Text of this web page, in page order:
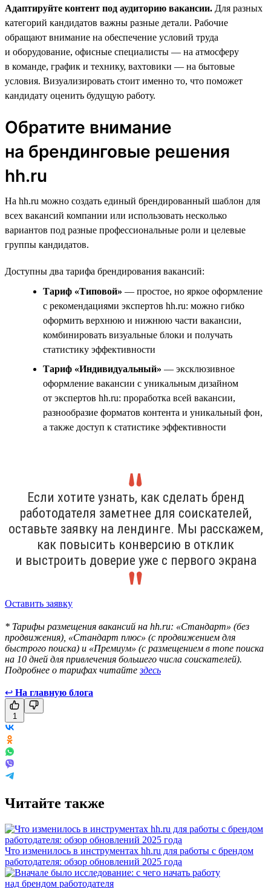
Адаптируйте контент под аудиторию вакансии. Для разных
категорий кандидатов важны разные детали. Рабочие
обращают внимание на обеспечение условий труда
и оборудование, офисные специалисты — на атмосферу
в команде, график и технику, вахтовики — на бытовые
условия. Визуализировать стоит именно то, что поможет
кандидату оценить будущую работу.
Обратите внимание
на брендинговые решения
hh.ru
На hh.ru можно создать единый брендированный шаблон для
всех вакансий компании или использовать несколько
вариантов под разные профессиональные роли и целевые
группы кандидатов.
Доступны два тарифа брендирования вакансий:
Тариф «Типовой» — простое, но яркое оформление
с рекомендациями экспертов hh.ru: можно гибко
оформить верхнюю и нижнюю части вакансии,
комбинировать визуальные блоки и получать
статистику эффективности
Тариф «Индивидуальный» — эксклюзивное
оформление вакансии с уникальным дизайном
от экспертов hh.ru: проработка всей вакансии,
разнообразие форматов контента и уникальный фон,
а также доступ к статистике эффективности
Если хотите узнать, как сделать бренд
работодателя заметнее для соискателей,
оставьте заявку на лендинге. Мы расскажем,
как повысить конверсию в отклик
и выстроить доверие уже с первого экрана
Оставить заявку
* Тарифы размещения вакансий на hh.ru: «Стандарт» (без
продвижения), «Стандарт плюс» (с продвижением для
быстрого поиска) и «Премиум» (с размещением в топе поиска
на 10 дней для привлечения большего числа соискателей).
Подробнее о тарифах читайтездесь
↩ На главную блога
1
Читайте также
Что изменилось в инструментах hh.ru для работы с брендом
работодателя: обзор обновлений 2025 года